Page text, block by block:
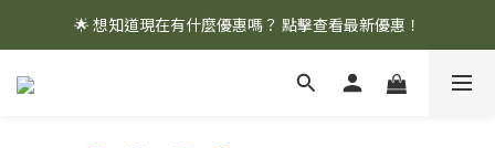
🌟 想知道現在有什麼優惠嗎？ 點擊查看最新優惠！
🌟 想知道現在有什麼優惠嗎？ 點擊查看最新優惠！
全館消費滿 $1,000 即享免運優惠